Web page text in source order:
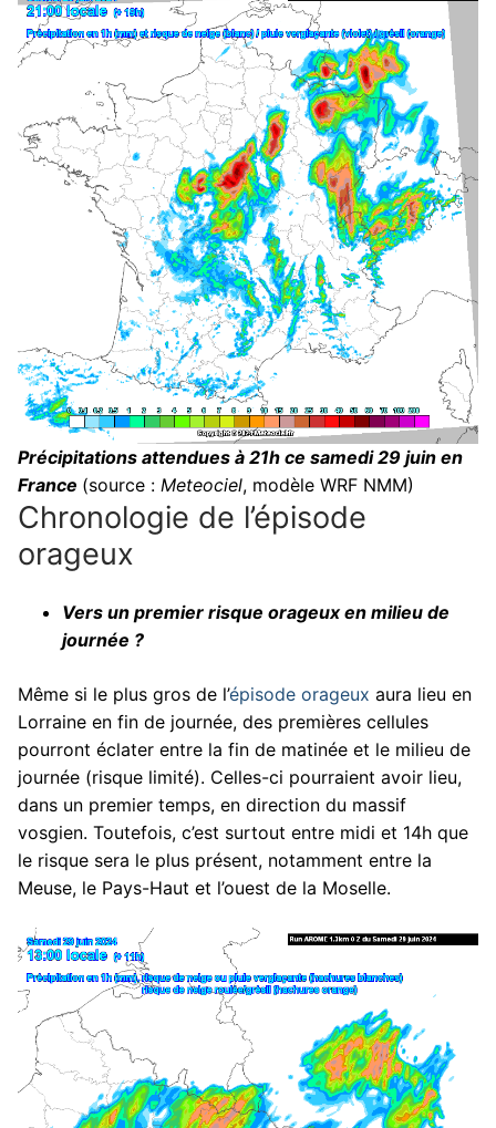
Précipitations attendues à 21h ce samedi 29 juin en
France (source : Meteociel, modèle WRF NMM)
Chronologie de l’épisode
orageux
Vers un premier risque orageux en milieu de
journée ?
Même si le plus gros de l’épisode orageux aura lieu en
Lorraine en fin de journée, des premières cellules
pourront éclater entre la fin de matinée et le milieu de
journée (risque limité). Celles-ci pourraient avoir lieu,
dans un premier temps, en direction du massif
vosgien. Toutefois, c’est surtout entre midi et 14h que
le risque sera le plus présent, notamment entre la
Meuse, le Pays-Haut et l’ouest de la Moselle.